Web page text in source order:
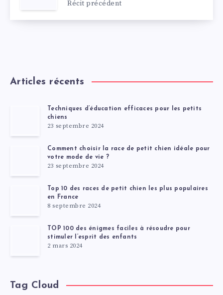
Récit précédent
Articles récents
Techniques d’éducation efficaces pour les petits
chiens
23 septembre 2024
Comment choisir la race de petit chien idéale pour
votre mode de vie ?
23 septembre 2024
Top 10 des races de petit chien les plus populaires
en France
8 septembre 2024
TOP 100 des énigmes faciles à résoudre pour
stimuler l’esprit des enfants
2 mars 2024
Tag Cloud